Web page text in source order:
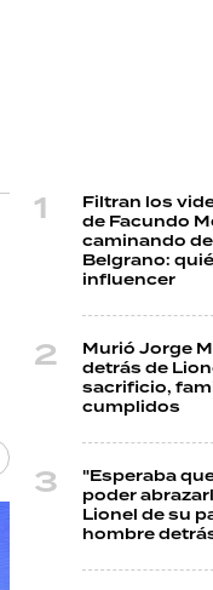
Filtran los
de Facundo
caminando
Belgrano:
influencer
Murió Jorge
detrás de
sacrificio,
cumplidos
"Esperaba
poder
Lionel de su
hombre